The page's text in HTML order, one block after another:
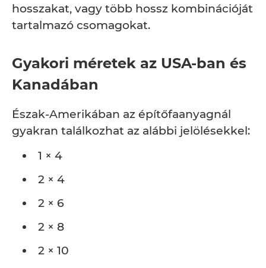
hosszakat, vagy több hossz kombinációját
tartalmazó csomagokat.
Gyakori méretek az USA-ban és
Kanadában
Észak-Amerikában az építőfaanyagnál
gyakran találkozhat az alábbi jelölésekkel:
1 × 4
2 × 4
2 × 6
2 × 8
2 × 10